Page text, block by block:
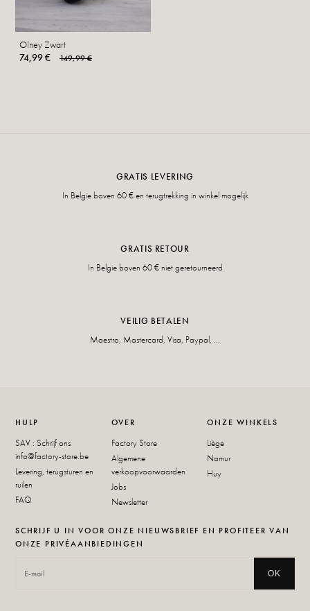
Olney Zwart
74,99 €
149,99 €
GRATIS LEVERING
In Belgie boven 60 € en terugtrekking in winkel mogelijk
GRATIS RETOUR
In Belgie boven 60 € niet geretourneerd
VEILIG BETALEN
Maestro, Mastercard, Visa, Paypal, ...
HULP
SAV : Schrijf ons
info@factory-store.be
Levering, terugsturen en
ruilen
FAQ
OVER
Factory Store
Algemene
verkoopvoorwaarden
Jobs
Newsletter
ONZE WINKELS
Liège
Namur
Huy
SCHRIJF U IN VOOR ONZE NIEUWSBRIEF EN PROFITEER VAN
ONZE PRIVÉAANBIEDINGEN
OK